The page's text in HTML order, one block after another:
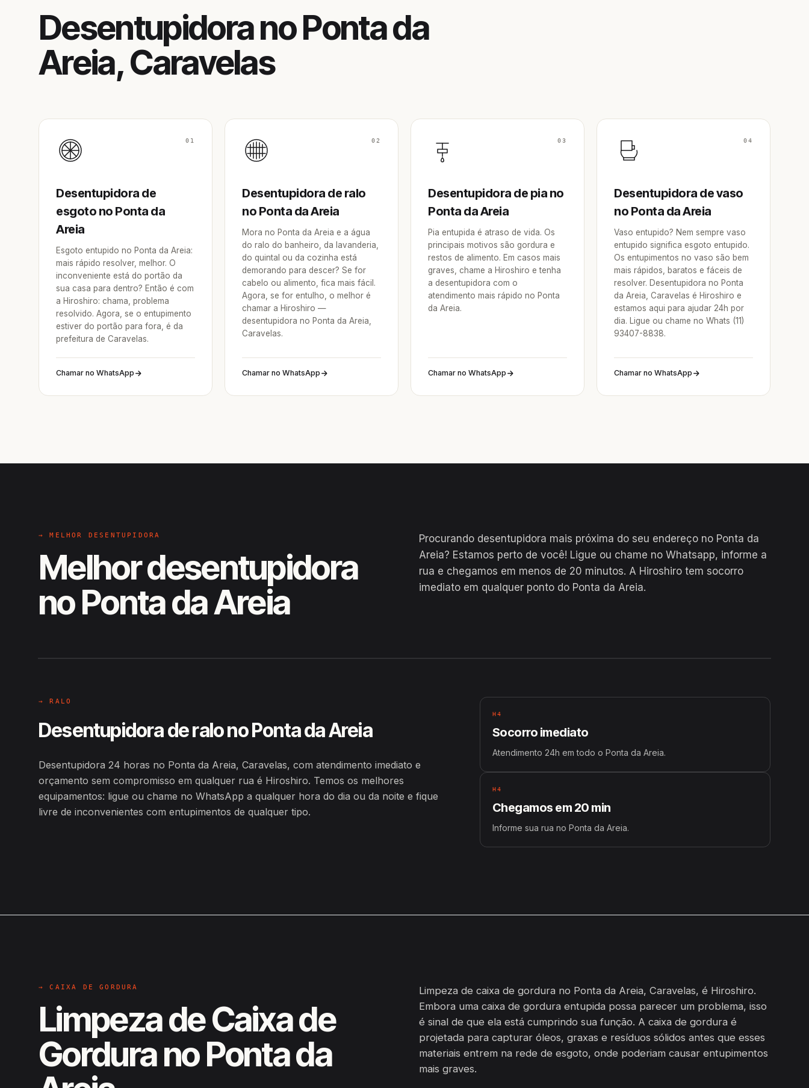
Desentupidora no Ponta da
Areia, Caravelas
01
Desentupidora de
esgoto no Ponta da
Areia
Esgoto entupido no Ponta da Areia:
mais rápido resolver, melhor. O
inconveniente está do portão da
sua casa para dentro? Então é com
a Hiroshiro: chama, problema
resolvido. Agora, se o entupimento
estiver do portão para fora, é da
prefeitura de Caravelas.
Chamar no WhatsApp
02
Desentupidora de ralo
no Ponta da Areia
Mora no Ponta da Areia e a água
do ralo do banheiro, da lavanderia,
do quintal ou da cozinha está
demorando para descer? Se for
cabelo ou alimento, fica mais fácil.
Agora, se for entulho, o melhor é
chamar a Hiroshiro —
desentupidora no Ponta da Areia,
Caravelas.
Chamar no WhatsApp
03
Desentupidora de pia no
Ponta da Areia
Pia entupida é atraso de vida. Os
principais motivos são gordura e
restos de alimento. Em casos mais
graves, chame a Hiroshiro e tenha
a desentupidora com o
atendimento mais rápido no Ponta
da Areia.
Chamar no WhatsApp
04
Desentupidora de vaso
no Ponta da Areia
Vaso entupido? Nem sempre vaso
entupido significa esgoto entupido.
Os entupimentos no vaso são bem
mais rápidos, baratos e fáceis de
resolver. Desentupidora no Ponta
da Areia, Caravelas é Hiroshiro e
estamos aqui para ajudar 24h por
dia. Ligue ou chame no Whats (11)
93407-8838.
Chamar no WhatsApp
→ MELHOR DESENTUPIDORA
Melhor desentupidora
no Ponta da Areia
Procurando desentupidora mais próxima do seu endereço no Ponta da
Areia? Estamos perto de você! Ligue ou chame no Whatsapp, informe a
rua e chegamos em menos de 20 minutos. A Hiroshiro tem socorro
imediato em qualquer ponto do Ponta da Areia.
EM CAMPO
→ RALO
Desentupidora de ralo no Ponta da Areia
Desentupidora 24 horas no Ponta da Areia, Caravelas, com atendimento imediato e
orçamento sem compromisso em qualquer rua é Hiroshiro. Temos os melhores
equipamentos: ligue ou chame no WhatsApp a qualquer hora do dia ou da noite e fique
livre de inconvenientes com entupimentos de qualquer tipo.
H4
Socorro imediato
Atendimento 24h em todo o Ponta da Areia.
H4
Chegamos em 20 min
Informe sua rua no Ponta da Areia.
→ CAIXA DE GORDURA
Limpeza de Caixa de
Gordura no Ponta da
Limpeza de caixa de gordura no Ponta da Areia, Caravelas, é Hiroshiro.
Embora uma caixa de gordura entupida possa parecer um problema, isso
é sinal de que ela está cumprindo sua função. A caixa de gordura é
projetada para capturar óleos, graxas e resíduos sólidos antes que esses
materiais entrem na rede de esgoto, onde poderiam causar entupimentos
mais graves.